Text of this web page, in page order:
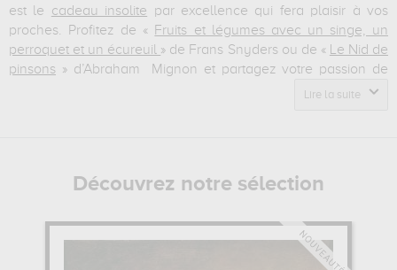
est le cadeau insolite par excellence qui fera plaisir à vos
proches. Profitez de « Fruits et légumes avec un singe, un
perroquet et un écureuil » de Frans Snyders ou de « Le Nid de
pinsons » d’Abraham Mignon et partagez votre passion de
Lire la suite
Découvrez notre sélection